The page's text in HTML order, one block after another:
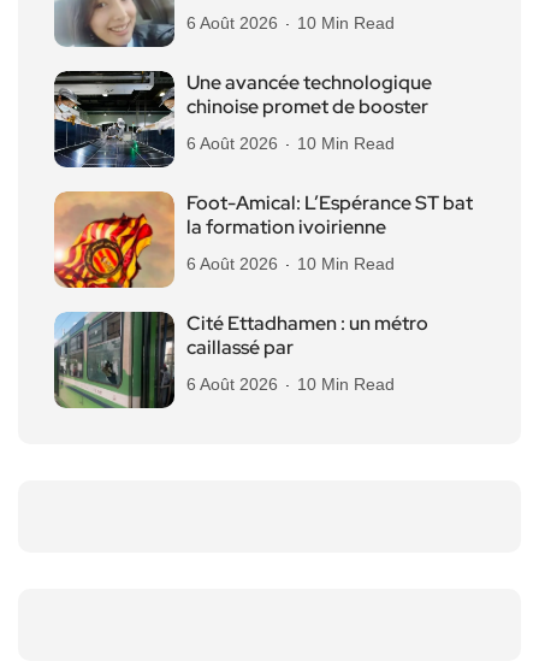
6 Août 2026 10 Min Read
Une avancée technologique
chinoise promet de booster
6 Août 2026 10 Min Read
Foot-Amical: L’Espérance ST bat
la formation ivoirienne
6 Août 2026 10 Min Read
Cité Ettadhamen : un métro
caillassé par
6 Août 2026 10 Min Read